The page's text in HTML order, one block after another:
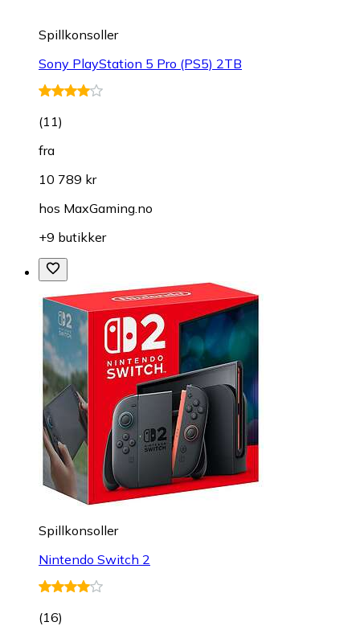
Spillkonsoller
Sony PlayStation 5 Pro (PS5) 2TB
(11)
fra
10 789 kr
hos MaxGaming.no
+9 butikker
Spillkonsoller
Nintendo Switch 2
(16)